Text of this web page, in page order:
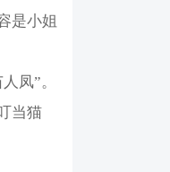
是小姐
凤”。
当猫